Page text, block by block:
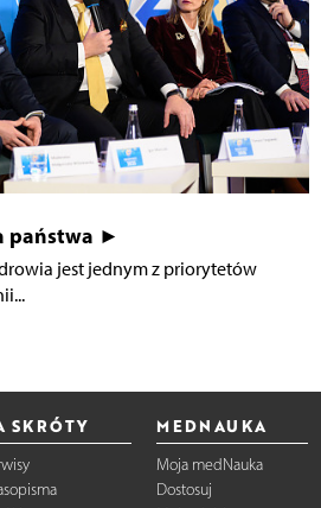
państwa ►
jest jednym z priorytetów
SKRÓTY MEDNAUKA
Moja medNauka
Dostosuj